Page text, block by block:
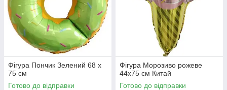
Фігура Пончик Зелений 68 х
75 см
Готово до відправки
Фігура Морозиво рожеве
44х75 см Китай
Готово до відправки